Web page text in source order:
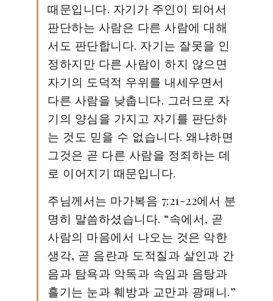
때문입니다. 자기가 주인이 되어서
판단하는 사람은 다른 사람에 대해
서도 판단합니다. 자기는 잘못을 인
정하지만 다른 사람이 하지 않으면
자기의 도덕적 우위를 내세우면서
다른 사람을 낮춥니다. 그러므로 자
기의 양심을 가지고 자기를 판단하
는 것도 믿을 수 없습니다. 왜냐하면
그것은 곧 다른 사람을 정죄하는 데
로 이어지기 때문입니다.
주님께서는 마가복음 7:21-22에서 분
명히 말씀하셨습니다. “속에서, 곧
사람의 마음에서 나오는 것은 악한
생각, 곧 음란과 도적질과 살인과 간
음과 탐욕과 악독과 속임과 음탕과
흘기는 눈과 훼방과 교만과 광패니.”